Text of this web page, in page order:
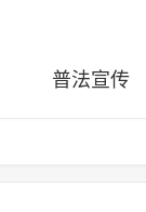
普法宣传